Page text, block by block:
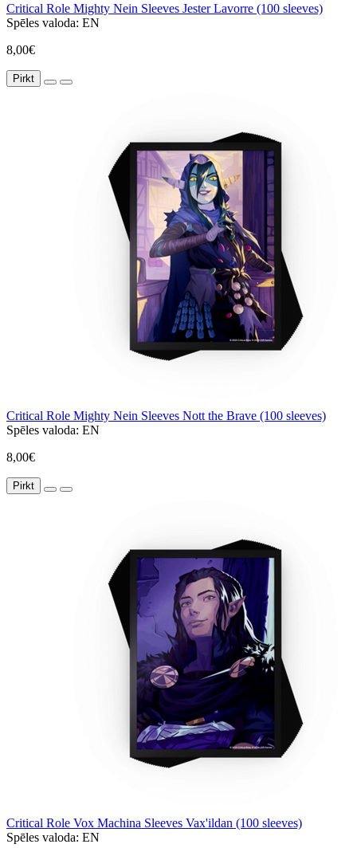
Critical Role Mighty Nein Sleeves Jester Lavorre (100 sleeves)
Spēles valoda: EN
8,00€
Pirkt
Critical Role Mighty Nein Sleeves Nott the Brave (100 sleeves)
Spēles valoda: EN
8,00€
Pirkt
Critical Role Vox Machina Sleeves Vax'ildan (100 sleeves)
Spēles valoda: EN